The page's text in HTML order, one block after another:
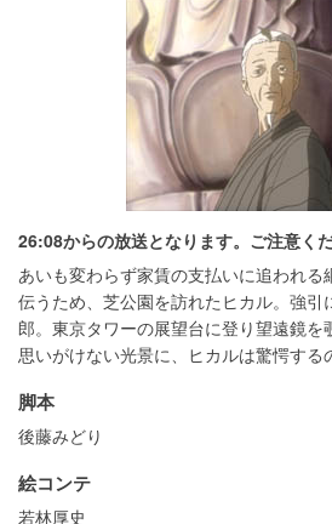
26:08からの放送となります。ご注意くだ
あいも変わらず家賃の支払いに追われる
伝うため、芝公園を訪れたヒカル。強引
郎。東京タワーの展望台に登り望遠鏡を
思いがけない光景に、ヒカルは驚愕する
脚本
後藤みどり
絵コンテ
若林厚史